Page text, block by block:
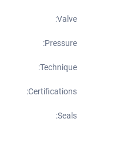
Valve:
Pressure:
Technique:
Certifications:
Seals: